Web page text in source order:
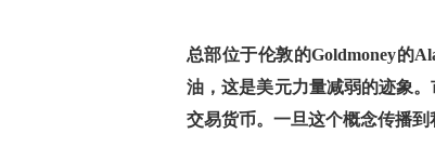
总部位于伦敦的Goldmoney的
油，这是美元力量减弱的迹象
交易货币。一旦这个概念传播到